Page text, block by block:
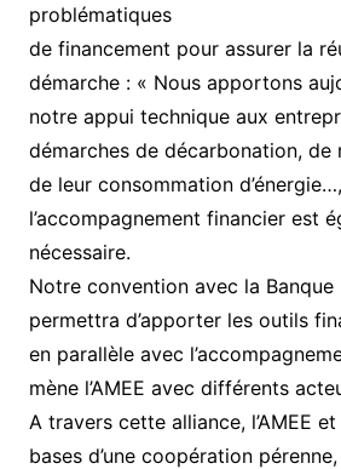
problématiques
de financement pour assurer la
démarche : « Nous apportons
notre appui technique aux
démarches de décarbonation, de
de leur consommation
l’accompagnement financier est
nécessaire.
Notre convention avec la
permettra d’apporter les outils
en parallèle avec
mène l’AMEE avec différents
A travers cette alliance, l’AMEE
bases d’une coopération